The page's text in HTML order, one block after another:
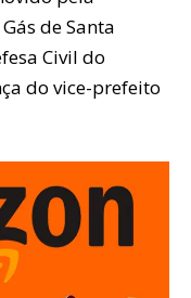
de Santa
Civil do
do vice-prefeito